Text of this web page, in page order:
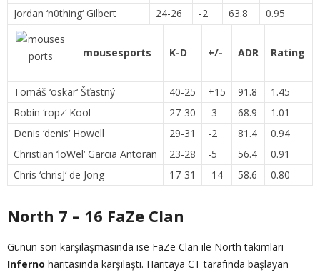
Jordan ‘n0thing‘ Gilbert 24-26 -2 63.8 0.95
mousesports K-D +/- ADR Rating
Tomáš ‘oskar‘ Šťastný 40-25 +15 91.8
1.45
Robin ‘ropz‘ Kool 27-30 -3 68.9
1.01
Denis ‘denis‘ Howell 29-31 -2 81.4
0.94
Christian ‘loWel‘ Garcia Antoran 23-28 -5 56.4
0.91
Chris ‘chrisJ‘ de Jong 17-31 -14 58.6 0.80
North 7 – 16 FaZe Clan
Günün son karşılaşmasında ise FaZe Clan ile North takımları
Inferno haritasında karşılaştı. Haritaya CT tarafında başlayan